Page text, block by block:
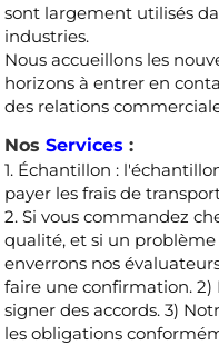
sont largement utilisés
industries.
Nous accueillons les
horizons à entrer en
des relations
Nos Services :
1. Échantillon :
payer les frais de
2. Si vous commandez
qualité, et si un problème
enverrons nos
faire une confirmation.
signer des accords. 3)
les obligations